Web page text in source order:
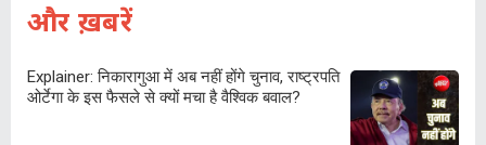
और ख़बरें
Explainer: निकारागुआ में अब नहीं होंगे चुनाव, राष्ट्रपति
ओर्टेगा के इस फैसले से क्यों मचा है वैश्विक बवाल?